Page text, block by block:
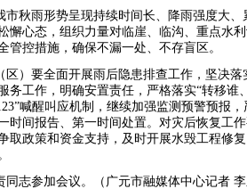
市秋雨形势呈现持续时间长、降雨强度大
懈心态，组织力量对临崖、临沟、重点水
管控措施，确保不漏一处、不存盲区。
区）要全面开展雨后隐患排查工作，坚决
务工作，明确安置责任，严格落实“转移谁
喊醒叫应机制，继续加强监测预警预报
时间报告、第一时间处置。对灾后恢复工
取政策和资金支持，及时开展水毁工程修
同志参加会议。（广元市融媒体中心记者 李